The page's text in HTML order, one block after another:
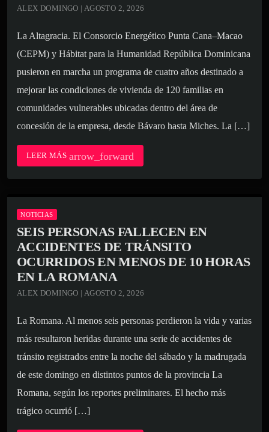
ALEX DOMINGO | AGOSTO 2, 2026
La Altagracia. El Consorcio Energético Punta Cana–Macao
(CEPM) y Hábitat para la Humanidad República Dominicana
pusieron en marcha un programa de cuatro años destinado a
mejorar las condiciones de vivienda de 120 familias en
comunidades vulnerables ubicadas dentro del área de
concesión de la empresa, desde Bávaro hasta Miches. La […]
LEER MÁS arrow_forward
NOTICIAS
SEIS PERSONAS FALLECEN EN
ACCIDENTES DE TRÁNSITO
OCURRIDOS EN MENOS DE 10 HORAS
EN LA ROMANA
ALEX DOMINGO | AGOSTO 2, 2026
La Romana. Al menos seis personas perdieron la vida y varias
más resultaron heridas durante una serie de accidentes de
tránsito registrados entre la noche del sábado y la madrugada
de este domingo en distintos puntos de la provincia La
Romana, según los reportes preliminares. El hecho más
trágico ocurrió […]